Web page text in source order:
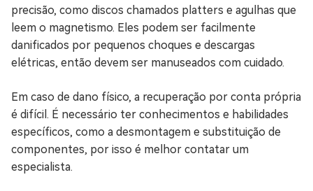
precisão, como discos chamados platters e agulhas que
leem o magnetismo. Eles podem ser facilmente
danificados por pequenos choques e descargas
elétricas, então devem ser manuseados com cuidado.
Em caso de dano físico, a recuperação por conta própria
é difícil. É necessário ter conhecimentos e habilidades
específicos, como a desmontagem e substituição de
componentes, por isso é melhor contatar um
especialista.